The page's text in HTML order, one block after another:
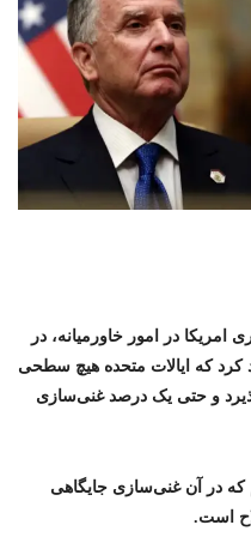
امریکا در امور خاورمیانه، در
کرد که ایالات متحده هیچ سطحی
و حتی یک درصد غنی‌سازی
که در آن غنی‌سازی جایگاهی
است.